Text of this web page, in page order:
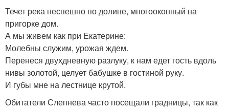
Течет река неспешно по долине, многооконный на
пригорке дом.
А мы живем как при Екатерине:
Молебны служим, урожая ждем.
Перенеся двухдневную разлуку, к нам едет гость вдоль
нивы золотой, целует бабушке в гостиной руку.
И губы мне на лестнице крутой.
Обитатели Слепнева часто посещали градницы, так как